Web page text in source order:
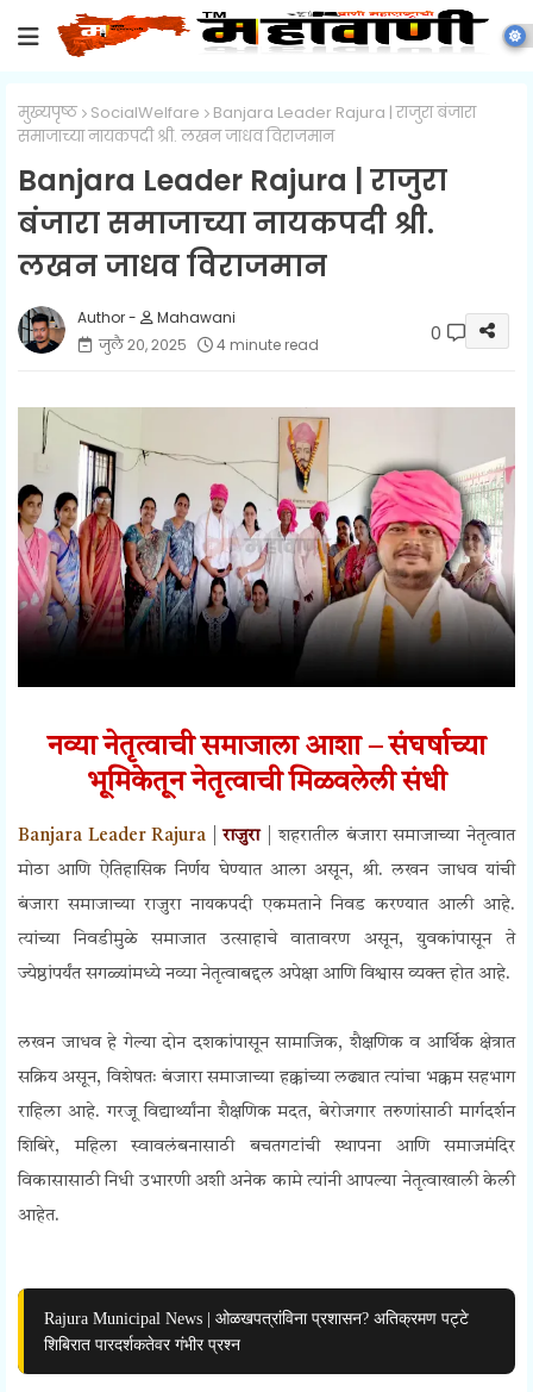
मुख्यपृष्ठ SocialWelfare
Banjara Leader Rajura | राजुरा बंजारा
समाजाच्या नायकपदी श्री. लखन जाधव विराजमान
Banjara Leader Rajura | राजुरा
बंजारा समाजाच्या नायकपदी श्री.
लखन जाधव विराजमान
Mahawani
जुलै २०, २०२५
4 minute read 0
नव्या नेतृत्वाची समाजाला आशा – संघर्षाच्या
भूमिकेतून नेतृत्वाची मिळवलेली संधी
Banjara Leader Rajura |राजुरा| शहरातील बंजारा समाजाच्या नेतृत्वात
मोठा आणि ऐतिहासिक निर्णय घेण्यात आला असून, श्री. लखन जाधव यांची
बंजारा समाजाच्या राजुरा नायकपदी एकमताने निवड करण्यात आली आहे.
त्यांच्या निवडीमुळे समाजात उत्साहाचे वातावरण असून, युवकांपासून ते
ज्येष्ठांपर्यंत सगळ्यांमध्ये नव्या नेतृत्वाबद्दल अपेक्षा आणि विश्वास व्यक्त होत आहे.
लखन जाधव हे गेल्या दोन दशकांपासून सामाजिक, शैक्षणिक व आर्थिक क्षेत्रात
सक्रिय असून, विशेषतः बंजारा समाजाच्या हक्कांच्या लढ्यात त्यांचा भक्कम सहभाग
राहिला आहे. गरजू विद्यार्थ्यांना शैक्षणिक मदत, बेरोजगार तरुणांसाठी मार्गदर्शन
शिबिरे, महिला स्वावलंबनासाठी बचतगटांची स्थापना आणि समाजमंदिर
विकासासाठी निधी उभारणी अशी अनेक कामे त्यांनी आपल्या नेतृत्वाखाली केली
आहेत.
Rajura Municipal News | ओळखपत्रांविना प्रशासन? अतिक्रमण पट्टे
शिबिरात पारदर्शकतेवर गंभीर प्रश्न